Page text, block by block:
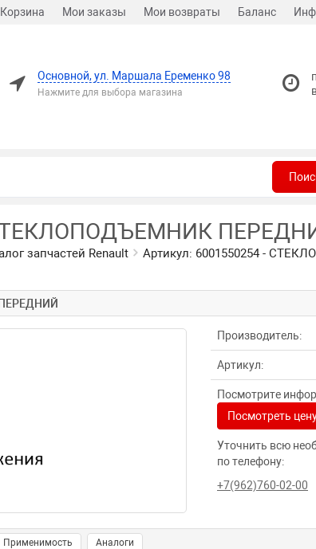
Корзина Мои заказы Мои возвраты Баланс
Основной, ул. Маршала Еременко 98
Нажмите для выбора магазина
запчастей Renault Артикул: 6001550254 -
Производитель:
Артикул:
Посмотрите
Посмотреть
Уточнить всю
по телефону:
+7(962)760-02-00
Применимость Аналоги